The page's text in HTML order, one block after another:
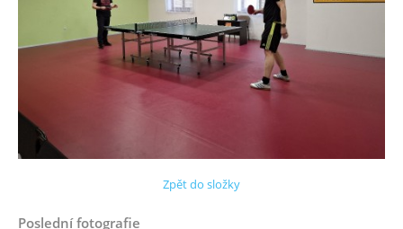
Zpět do složky
Poslední fotografie